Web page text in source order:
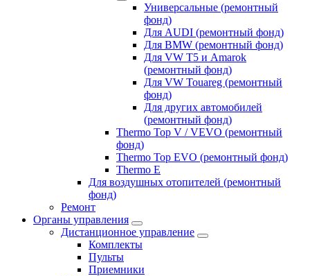
Универсальные (ремонтный
фонд)
Для AUDI (ремонтный фонд)
Для BMW (ремонтный фонд)
Для VW T5 и Amarok
(ремонтный фонд)
Для VW Touareg (ремонтный
фонд)
Для других автомобилей
(ремонтный фонд)
Thermo Top V / VEVO (ремонтный
фонд)
Thermo Top EVO (ремонтный фонд)
Thermo E
Для воздушных отопителей (ремонтный
фонд)
Ремонт
Органы управления
Дистанционное управление
Комплекты
Пульты
Приемники